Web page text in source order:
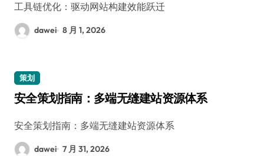
工具链优化：驱动网站构建效能跃迁
dawei 8 月 1, 2026
策划
安全策划指南：多端无缝建站资源体系
安全策划指南：多端无缝建站资源体系
dawei 7 月 31, 2026